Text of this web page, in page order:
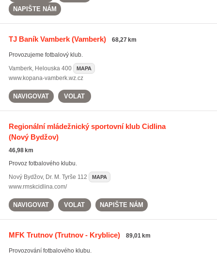
NAPIŠTE NÁM
TJ Baník Vamberk(Vamberk) 68,27 km
Provozujeme fotbalový klub.
Vamberk, Helouska 400 MAPA
www.kopana-vamberk.wz.cz
NAVIGOVAT VOLAT
Regionální mládežnický sportovní klub Cidlina
(Nový Bydžov)
46,98 km
Provoz fotbalového klubu.
Nový Bydžov, Dr. M. Tyrše 112 MAPA
www.rmskcidlina.com/
NAVIGOVAT VOLAT NAPIŠTE NÁM
MFK Trutnov(Trutnov - Kryblice) 89,01 km
Provozování fotbalového klubu.